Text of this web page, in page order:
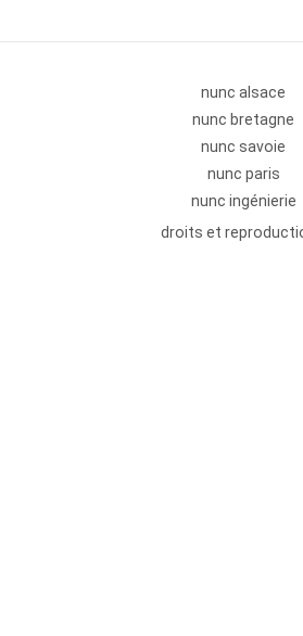
nunc alsace
nunc bretagne
nunc savoie
nunc paris
nunc ingénierie
droits et